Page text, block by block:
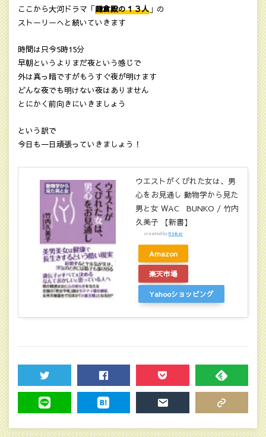
ここから大河ドラマ「鎌倉殿の１３人 」の
ストーリーへと続いていきます
時間は只今5時15分
早朝というよりまだ夜という感じで
外は真っ暗ですがもうすぐ夜が明けます
どんな夜でも明けない夜はありません
とにかく前向きにいきましょう
という訳で
今日も一日頑張っていきましょう！
ウエストがくびれた女は、男
心をお見通し 動物学から見た
男と女 WAC BUNKO / 竹内
久美子 【新書】
created byRinker
Amazon
楽天市場
Yahooショッピング
TWEET SHARE POCKET FEEDLY